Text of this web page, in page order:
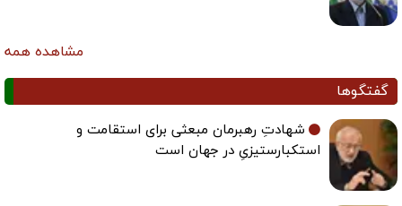
مشاهده همه
گفتگوها
شهادتِ رهبرمان مبعثی برای استقامت و
استکبارستیزیِ در جهان است